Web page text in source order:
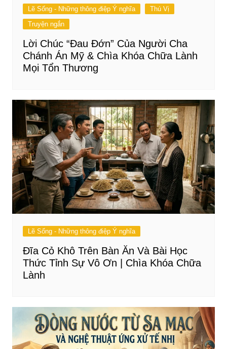
Lẽ Sống - Những thông điệp Ý nghĩa
Thú Vị
Truyện ngắn
Lời Chúc “Đau Đớn” Của Người Cha
Chánh Án Mỹ & Chìa Khóa Chữa Lành
Mọi Tổn Thương
Lẽ Sống - Những thông điệp Ý nghĩa
Đĩa Cỏ Khô Trên Bàn Ăn Và Bài Học
Thức Tỉnh Sự Vô Ơn | Chìa Khóa Chữa
Lành